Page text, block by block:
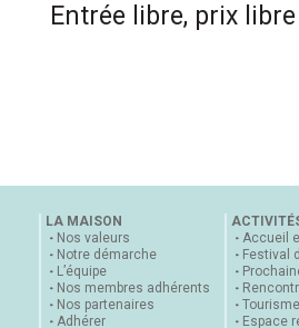
Entrée libre, prix
LA MAISON
Nos valeurs
Notre démarche
L’équipe
Nos membres adhérents
Nos partenaires
Adhérer
Accueil
Festival
Espace